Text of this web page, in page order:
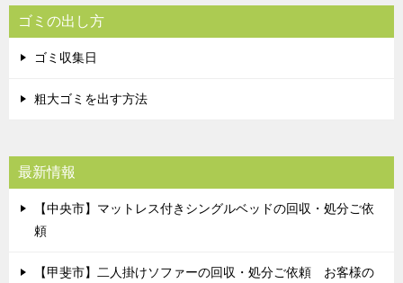
ゴミの出し方
ゴミ収集日
粗大ゴミを出す方法
最新情報
【中央市】マットレス付きシングルベッドの回収・処分ご依
頼
【甲斐市】二人掛けソファーの回収・処分ご依頼 お客様の